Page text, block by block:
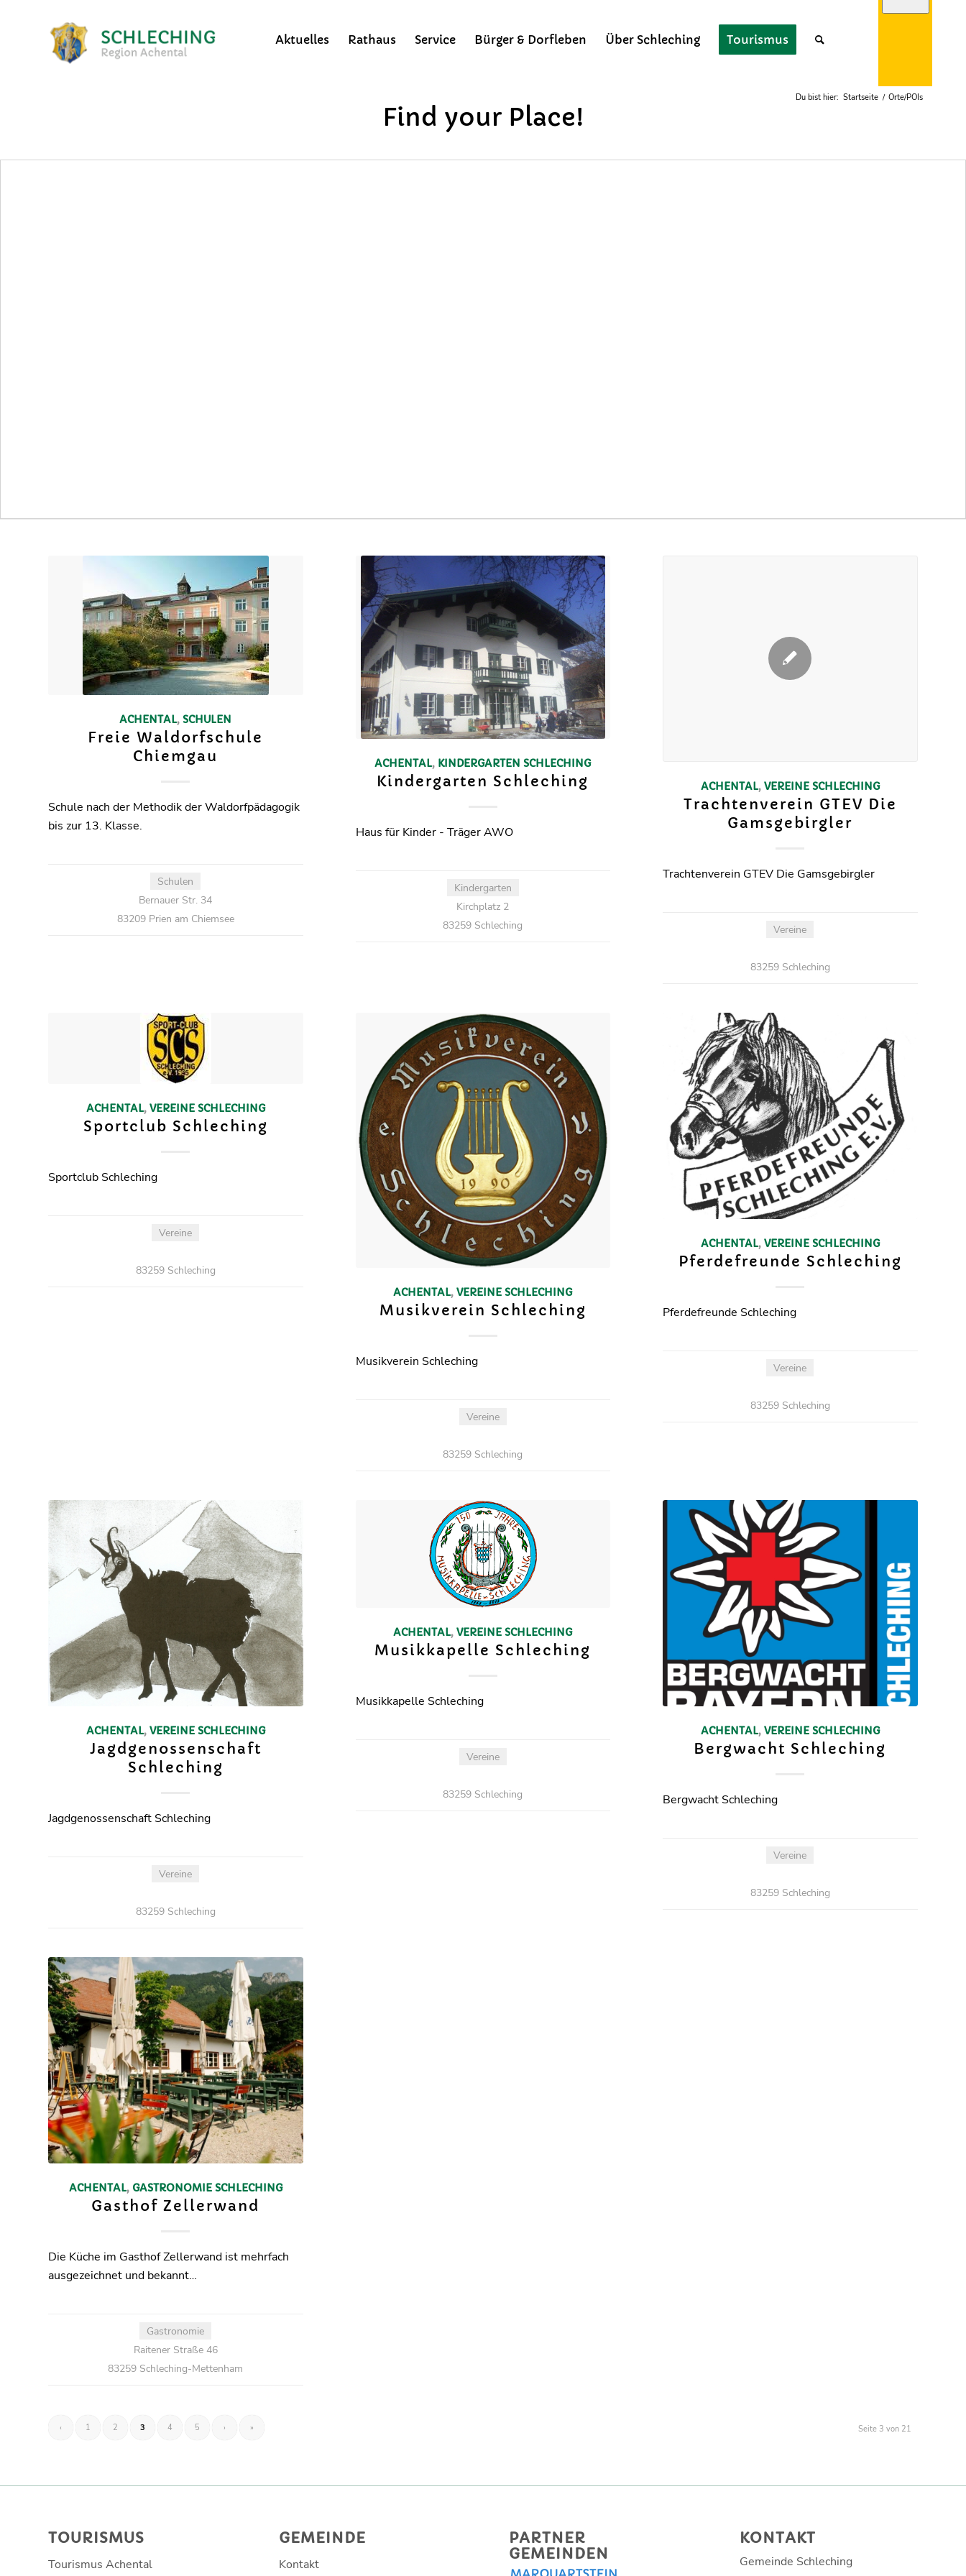
Aktuelles Rathaus Service Bürger & Dorfleben Über Schleching Tourismus
Du bist hier: Startseite / Orte/POIs
Find your Place!
ACHENTAL,SCHULEN
Freie Waldorfschule
Chiemgau
Schule nach der Methodik der Waldorfpädagogik
bis zur 13. Klasse.
Schulen
Bernauer Str. 34
83209 Prien am Chiemsee
ACHENTAL, KINDERGARTEN SCHLECHING
Kindergarten Schleching
Haus für Kinder - Träger AWO
Kindergarten
Kirchplatz 2
83259 Schleching
ACHENTAL, VEREINE SCHLECHING
Trachtenverein GTEV Die
Gamsgebirgler
Trachtenverein GTEV Die Gamsgebirgler
Vereine
83259 Schleching
ACHENTAL, VEREINE SCHLECHING
Sportclub Schleching
Sportclub Schleching
Vereine
83259 Schleching
ACHENTAL,VEREINE SCHLECHING
Musikverein Schleching
Musikverein Schleching
Vereine
83259 Schleching
ACHENTAL, VEREINE SCHLECHING
Pferdefreunde Schleching
Pferdefreunde Schleching
Vereine
83259 Schleching
ACHENTAL, VEREINE SCHLECHING
Jagdgenossenschaft
Schleching
Jagdgenossenschaft Schleching
Vereine
83259 Schleching
ACHENTAL,VEREINE SCHLECHING
Musikkapelle Schleching
Musikkapelle Schleching
Vereine
83259 Schleching
ACHENTAL, VEREINE SCHLECHING
Bergwacht Schleching
Bergwacht Schleching
Vereine
83259 Schleching
ACHENTAL, GASTRONOMIE SCHLECHING
Gasthof Zellerwand
Die Küche im Gasthof Zellerwand ist mehrfach
ausgezeichnet und bekannt…
Gastronomie
Raitener Straße 46
83259 Schleching-Mettenham
Seite 3 von 21
‹ 1 2 3 4 5 › »
TOURISMUS
Tourismus Achental
GEMEINDE
Kontakt
PARTNER
GEMEINDEN
KONTAKT
Gemeinde Schleching